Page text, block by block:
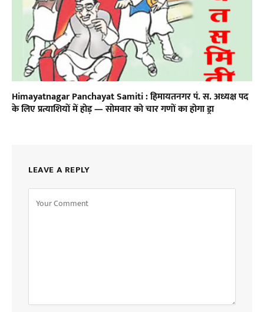
Himayatnagar Panchayat Samiti : हिमायतनगर पं. स. अध्यक्ष पद
के लिए प्रत्याशियों में होड़ — सोमवार को चार गणों का होगा ड्रा
LEAVE A REPLY